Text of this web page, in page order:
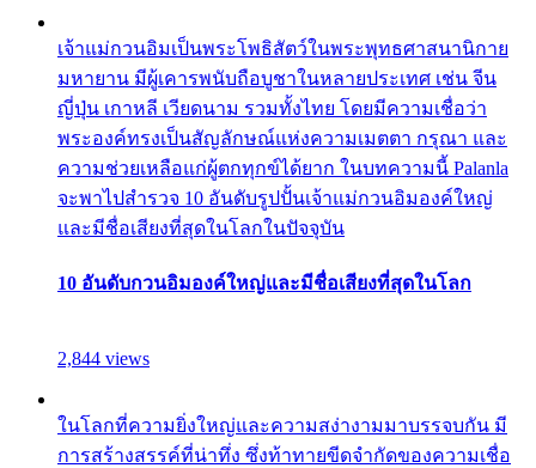
เจ้าแม่กวนอิมเป็นพระโพธิสัตว์ในพระพุทธศาสนานิกาย
มหายาน มีผู้เคารพนับถือบูชาในหลายประเทศ เช่น จีน
ญี่ปุ่น เกาหลี เวียดนาม รวมทั้งไทย โดยมีความเชื่อว่า
พระองค์ทรงเป็นสัญลักษณ์แห่งความเมตตา กรุณา และ
ความช่วยเหลือแก่ผู้ตกทุกข์ได้ยาก ในบทความนี้ Palanla
จะพาไปสำรวจ 10 อันดับรูปปั้นเจ้าแม่กวนอิมองค์ใหญ่
และมีชื่อเสียงที่สุดในโลกในปัจจุบัน
10 อันดับกวนอิมองค์ใหญ่และมีชื่อเสียงที่สุดในโลก
2,844 views
ในโลกที่ความยิ่งใหญ่และความสง่างามมาบรรจบกัน มี
การสร้างสรรค์ที่น่าทึ่ง ซึ่งท้าทายขีดจำกัดของความเชื่อ